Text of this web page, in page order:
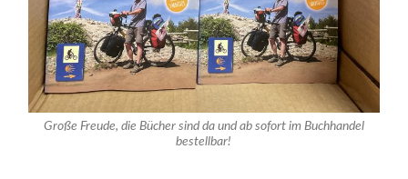
Große Freude, die Bücher sind da und ab sofort im Buchhandel
bestellbar!